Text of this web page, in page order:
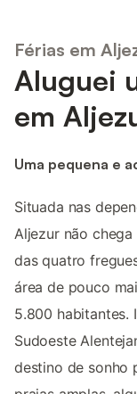
Férias em
Aluguei
em
Uma pequena e
Situada nas
Aljezur não
das quatro
área de pouco
5.800 habitantes.
Sudoeste
destino de sonho